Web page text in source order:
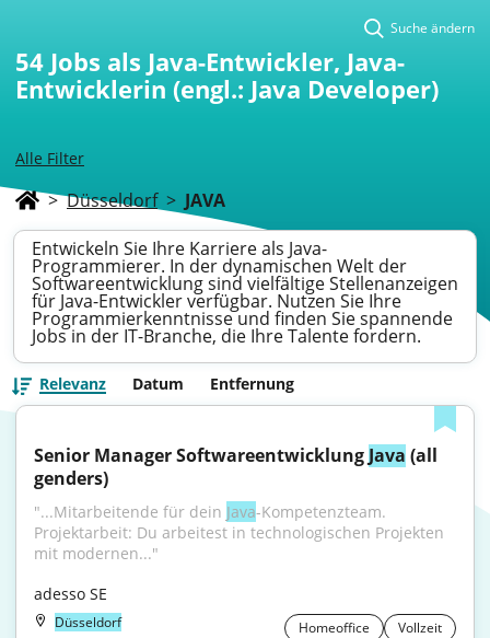
Alle Filter
Suche ändern
54 Jobs als Java-Entwickler, Java-
Entwicklerin (engl.: Java Developer)
> Düsseldorf > JAVA
Entwickeln Sie Ihre Karriere als Java-
Programmierer. In der dynamischen Welt der
Softwareentwicklung sind vielfältige Stellenanzeigen
für Java-Entwickler verfügbar. Nutzen Sie Ihre
Programmierkenntnisse und finden Sie spannende
Jobs in der IT-Branche, die Ihre Talente fordern.
Relevanz Datum Entfernung
Senior Manager Softwareentwicklung Java (all
genders)
"...Mitarbeitende für dein Java-Kompetenzteam.
Projektarbeit: Du arbeitest in technologischen Projekten
mit modernen..."
adesso SE
Düsseldorf Homeoffice Vollzeit